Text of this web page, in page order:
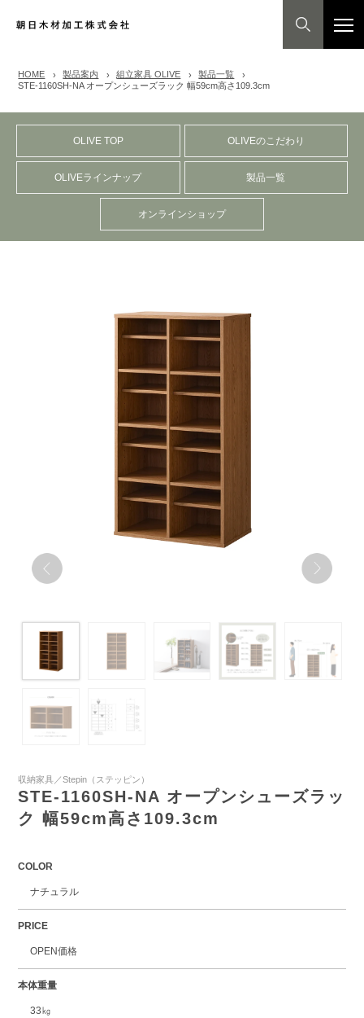
HOME 製品案内 組立家具 OLIVE
製品一覧
STE-1160SH-NA オープンシューズラック 幅59cm高さ109.3cm
OLIVE TOP OLIVEのこだわり
OLIVEラインナップ 製品一覧
オンラインショップ
収納家具／Stepin（ステッピン）
STE-1160SH-NA オープンシューズラッ
ク 幅59cm高さ109.3cm
COLOR
ナチュラル
PRICE
OPEN価格
本体重量
33㎏